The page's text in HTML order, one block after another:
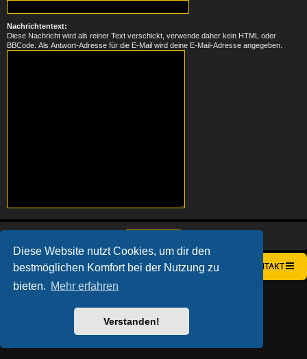
Diese Website nutzt Cookies, um dir den
bestmöglichen Komfort bei der Nutzung zu
bieten. Mehr erfahren
Verstanden!
Nachrichtentext:
Diese Nachricht wird als reiner Text verschickt, verwende daher kein HTML oder
BBCode. Als Antwort-Adresse für die E-Mail wird deine E-Mail-Adresse angegeben.
STARTSEITE FOREN-ÜBERSICHT KONTAKT
AÇIEEED! STYLE BY
DATENSCHUTZ|NUTZUNGSBEDINGUNGEN